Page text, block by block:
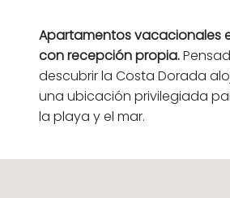
Apartamentos vacacionales
con recepción propia.
descubrir la Costa Dorada
una ubicación privilegiada
la playa y el mar.